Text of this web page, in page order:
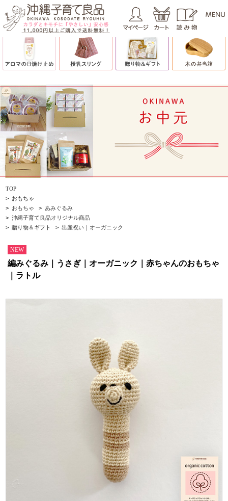
TOP
> おもちゃ
> おもちゃ > あみぐるみ
> 沖縄子育て良品オリジナル商品
> 贈り物＆ギフト > 出産祝い｜オーガニック
NEW
編みぐるみ｜うさぎ｜オーガニック｜赤ちゃんのおもちゃ
｜ラトル